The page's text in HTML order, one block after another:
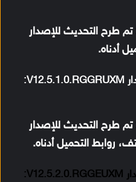
تم طرح التحديث للإصدار
أدناه.
الإصدار الروسي (RU): إصدار V12.5.1.0.RGGRUXM:
تم طرح التحديث للإصدار
روابط التحميل أدناه.
الإصدار الأوروبي (EU): إصدار V12.5.2.0.RGGEUXM: